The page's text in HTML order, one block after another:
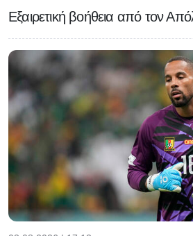
Εξαιρετική βοήθεια από τον